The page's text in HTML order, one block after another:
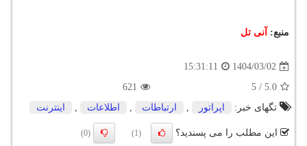
منبع: آنی تل
1404/03/02
15:31:11
5.0
/
5
621
تگهای خبر:
اپراتور , ارتباطات , اطلاعات , اینترنت
این مطلب را می پسندید؟ (1)
(0)